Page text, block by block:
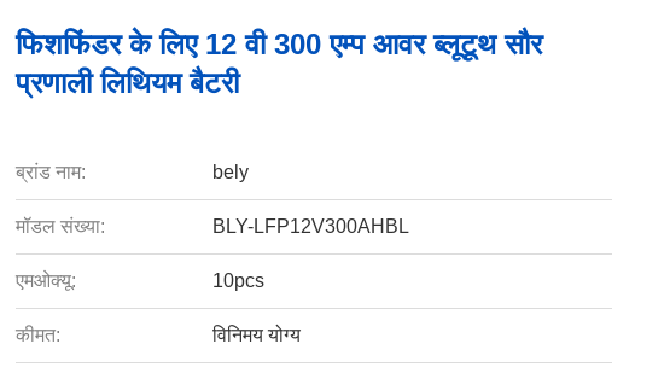
फिशफिंडर के लिए 12 वी 300 एम्प आवर ब्लूटूथ सौर
प्रणाली लिथियम बैटरी
ब्रांड नाम: bely
मॉडल संख्या: BLY-LFP12V300AHBL
एमओक्यू: 10pcs
कीमत: विनिमय योग्य